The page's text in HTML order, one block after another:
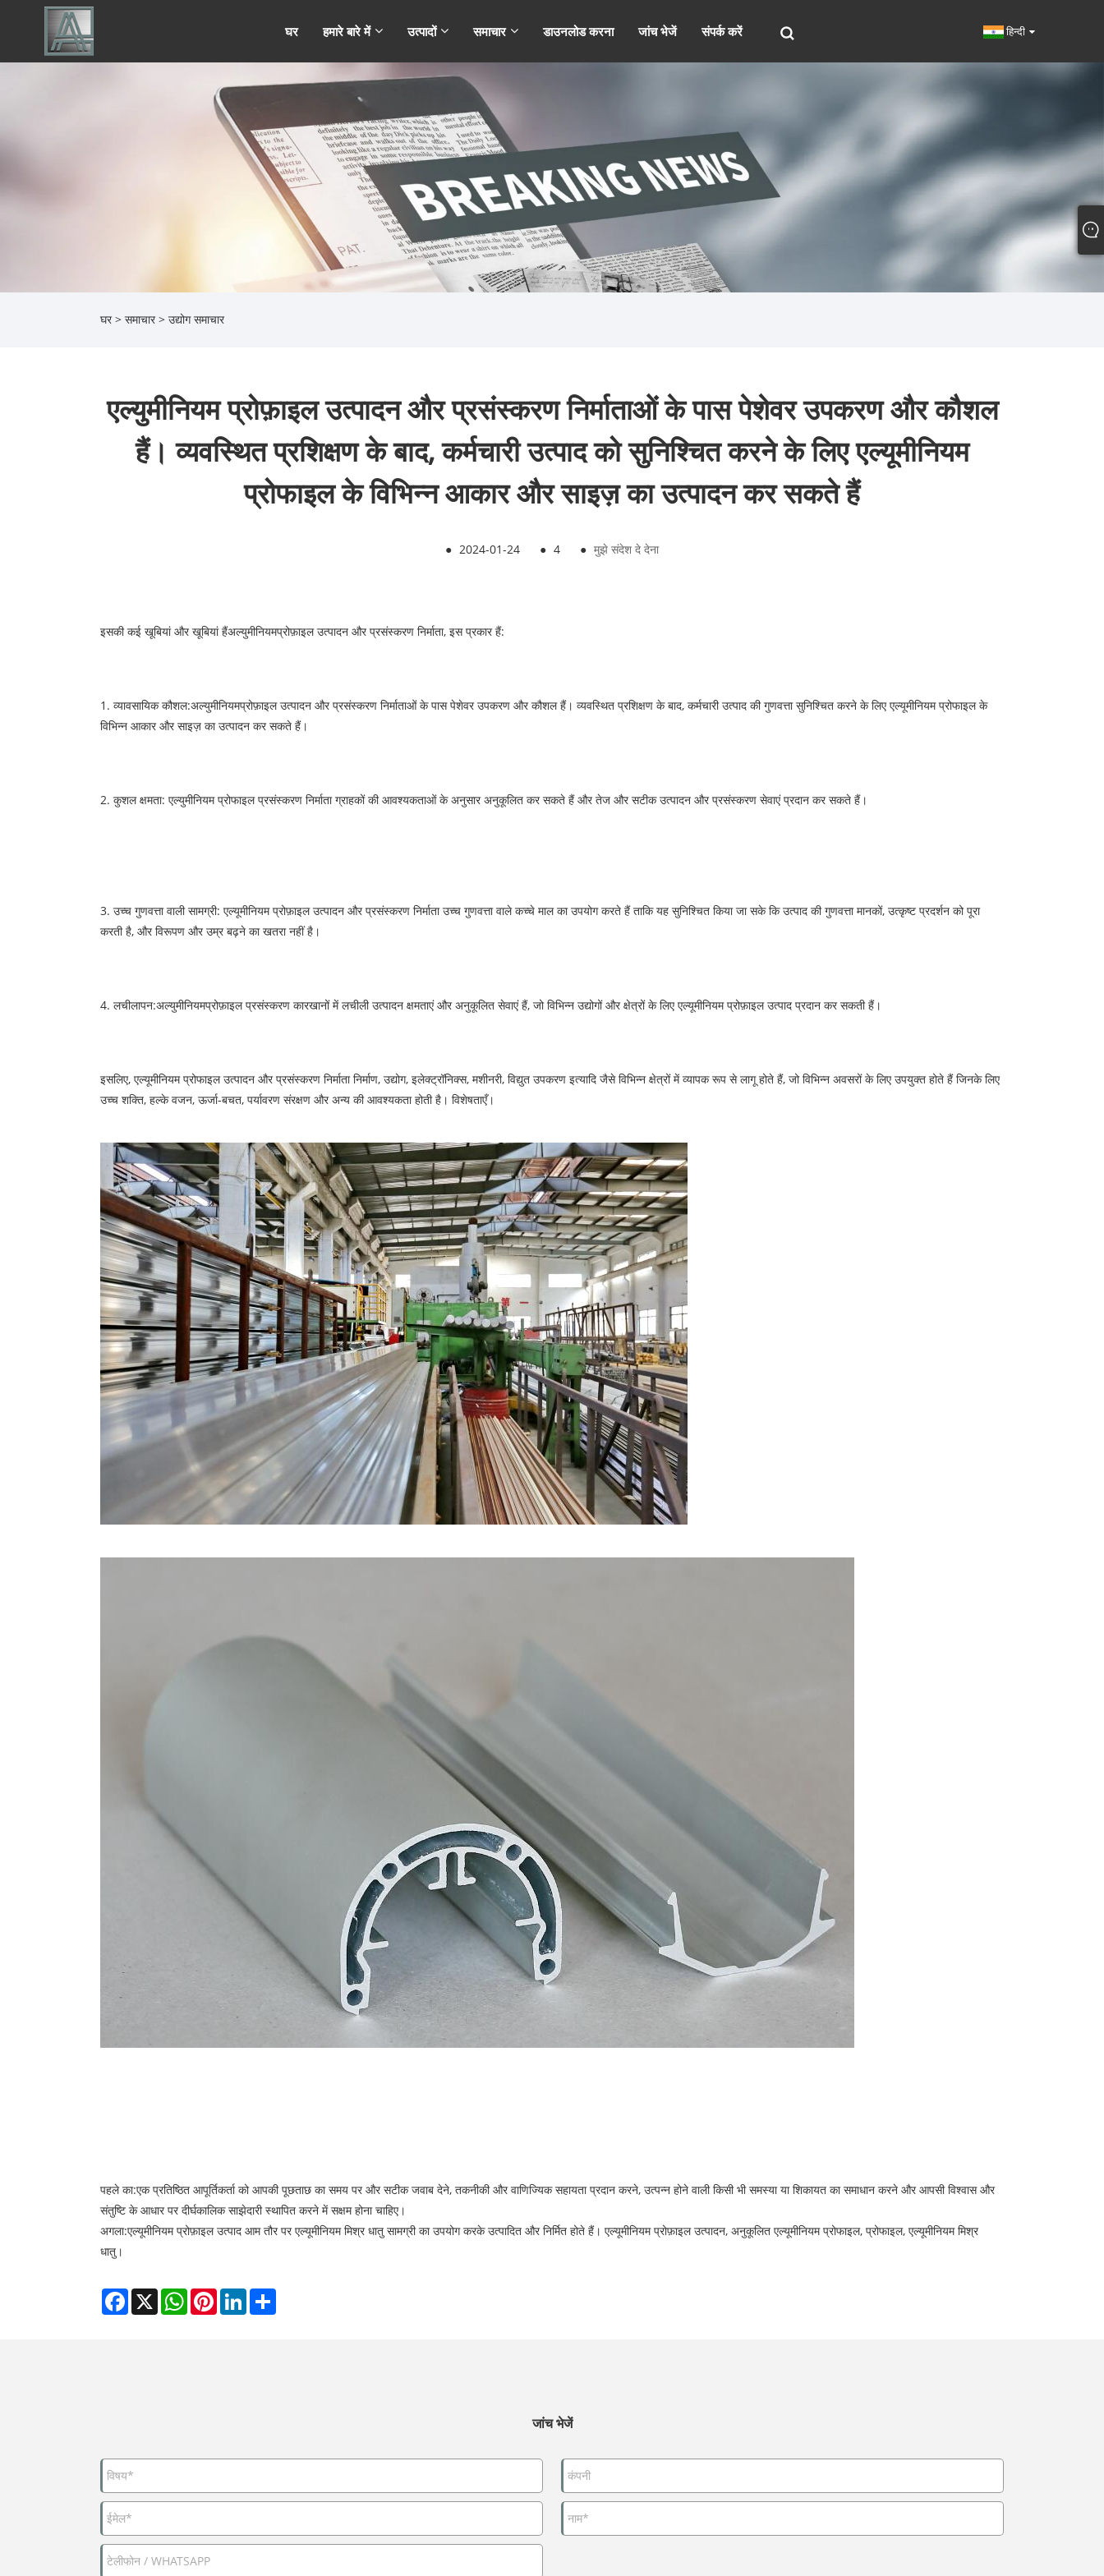
घर हमारे बारे में उत्पादों समाचार डाउनलोड करना जांच भेजें संपर्क करें हिन्दी
घर > समाचार> उद्योग समाचार
एल्युमीनियम प्रोफ़ाइल उत्पादन और प्रसंस्करण निर्माताओं के पास पेशेवर उपकरण और कौशल
हैं। व्यवस्थित प्रशिक्षण के बाद, कर्मचारी उत्पाद को सुनिश्चित करने के लिए एल्यूमीनियम
प्रोफाइल के विभिन्न आकार और साइज़ का उत्पादन कर सकते हैं
● 2024-01-24 ● 4 ● मुझे संदेश दे देना
इसकी कई खूबियां और खूबियां हैंअल्युमीनियमप्रोफ़ाइल उत्पादन और प्रसंस्करण निर्माता, इस प्रकार हैं:
1. व्यावसायिक कौशल:अल्युमीनियमप्रोफ़ाइल उत्पादन और प्रसंस्करण निर्माताओं के पास पेशेवर उपकरण और कौशल हैं। व्यवस्थित प्रशिक्षण के बाद, कर्मचारी उत्पाद की गुणवत्ता सुनिश्चित करने के लिए एल्यूमीनियम प्रोफाइल के
विभिन्न आकार और साइज़ का उत्पादन कर सकते हैं।
2. कुशल क्षमता: एल्युमीनियम प्रोफाइल प्रसंस्करण निर्माता ग्राहकों की आवश्यकताओं के अनुसार अनुकूलित कर सकते हैं और तेज और सटीक उत्पादन और प्रसंस्करण सेवाएं प्रदान कर सकते हैं।
3. उच्च गुणवत्ता वाली सामग्री: एल्यूमीनियम प्रोफ़ाइल उत्पादन और प्रसंस्करण निर्माता उच्च गुणवत्ता वाले कच्चे माल का उपयोग करते हैं ताकि यह सुनिश्चित किया जा सके कि उत्पाद की गुणवत्ता मानकों, उत्कृष्ट प्रदर्शन को पूरा
करती है, और विरूपण और उम्र बढ़ने का खतरा नहीं है।
4. लचीलापन:अल्युमीनियमप्रोफ़ाइल प्रसंस्करण कारखानों में लचीली उत्पादन क्षमताएं और अनुकूलित सेवाएं हैं, जो विभिन्न उद्योगों और क्षेत्रों के लिए एल्यूमीनियम प्रोफ़ाइल उत्पाद प्रदान कर सकती हैं।
इसलिए, एल्यूमीनियम प्रोफाइल उत्पादन और प्रसंस्करण निर्माता निर्माण, उद्योग, इलेक्ट्रॉनिक्स, मशीनरी, विद्युत उपकरण इत्यादि जैसे विभिन्न क्षेत्रों में व्यापक रूप से लागू होते हैं, जो विभिन्न अवसरों के लिए उपयुक्त होते हैं जिनके लिए
उच्च शक्ति, हल्के वजन, ऊर्जा-बचत, पर्यावरण संरक्षण और अन्य की आवश्यकता होती है। विशेषताएँ।
पहले का:एक प्रतिष्ठित आपूर्तिकर्ता को आपकी पूछताछ का समय पर और सटीक जवाब देने, तकनीकी और वाणिज्यिक सहायता प्रदान करने, उत्पन्न होने वाली किसी भी समस्या या शिकायत का समाधान करने और आपसी विश्वास और
संतुष्टि के आधार पर दीर्घकालिक साझेदारी स्थापित करने में सक्षम होना चाहिए।
अगला:एल्यूमीनियम प्रोफ़ाइल उत्पाद आम तौर पर एल्यूमीनियम मिश्र धातु सामग्री का उपयोग करके उत्पादित और निर्मित होते हैं। एल्यूमीनियम प्रोफ़ाइल उत्पादन, अनुकूलित एल्यूमीनियम प्रोफाइल, प्रोफाइल, एल्यूमीनियम मिश्र
धातु।
Facebook
X WhatsAppPinterestLinkedIn
जांच भेजें